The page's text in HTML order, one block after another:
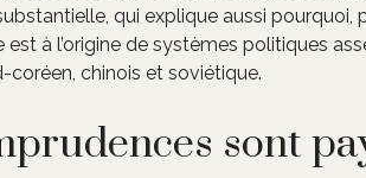
qui explique aussi
à l’origine de systèmes politiques
chinois et soviétique.
sont